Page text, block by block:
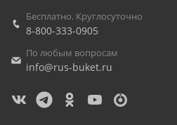
Бесплатно. Круглосуточно
8-800-333-0905
По любым вопросам
info@rus-buket.ru